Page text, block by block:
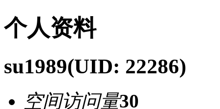
个人资料
su1989(UID: 22286)
空间访问量30